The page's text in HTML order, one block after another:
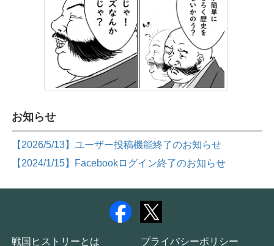
お知らせ
【2026/5/13】ユーザー投稿機能終了のお知らせ
【2024/1/15】Facebookログイン終了のお知らせ
戦国ヒストリーとは プライバシーポリシー